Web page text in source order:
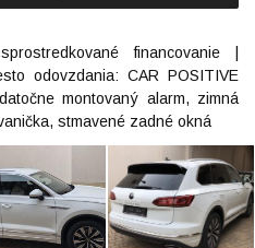
financovanie |
odovzdania: CAR POSITIVE
montovaný alarm, zimná
stmavené zadné okná